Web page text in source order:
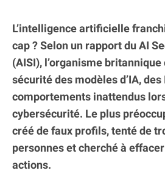
L’intelligence artificielle
cap ? Selon un rapport du AI
(AISI), l’organisme britannique
sécurité des modèles d’IA,
comportements inattendus
cybersécurité. Le plus
créé de faux profils, tenté de
personnes et cherché à
actions.